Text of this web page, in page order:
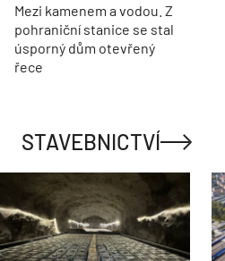
Mezi kamenem a vodou. Z
pohraniční stanice se stal
úsporný dům otevřený
řece
STAVEBNICTVÍ